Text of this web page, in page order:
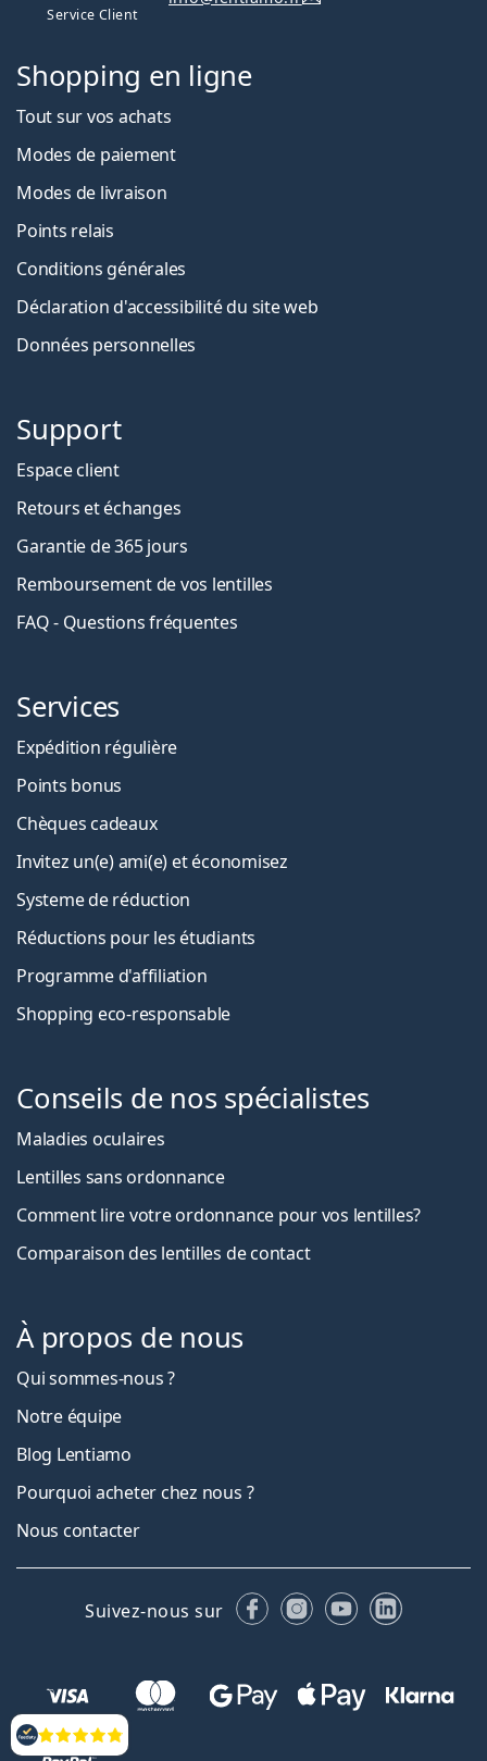
Évaluation
Service Client
Shopping en ligne
Tout sur vos achats
Modes de paiement
Modes de livraison
Points relais
Conditions générales
Déclaration d'accessibilité du site web
Données personnelles
Support
Espace client
Retours et échanges
Garantie de 365 jours
Remboursement de vos lentilles
FAQ - Questions fréquentes
Services
Expédition régulière
Points bonus
Chèques cadeaux
Invitez un(e) ami(e) et économisez
Systeme de réduction
Réductions pour les étudiants
Programme d'affiliation
Shopping eco-responsable
Conseils de nos spécialistes
Maladies oculaires
Lentilles sans ordonnance
Comment lire votre ordonnance pour vos lentilles?
Comparaison des lentilles de contact
À propos de nous
Qui sommes-nous ?
Notre équipe
Blog Lentiamo
Pourquoi acheter chez nous ?
Nous contacter
Suivez-nous sur FacebookInstagram
YouTubeLinkedIn